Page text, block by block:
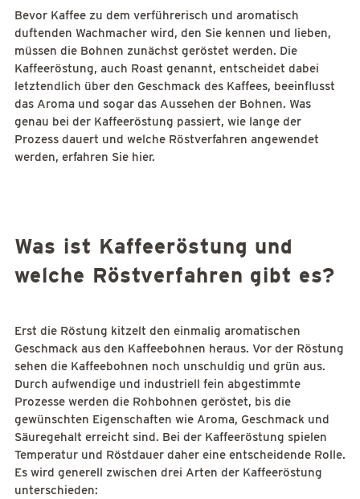
Bevor Kaffee zu dem verführerisch und aromatisch
duftenden Wachmacher wird, den Sie kennen und lieben,
müssen die Bohnen zunächst geröstet werden. Die
Kaffeeröstung, auch Roast genannt, entscheidet dabei
letztendlich über den Geschmack des Kaffees, beeinflusst
das Aroma und sogar das Aussehen der Bohnen. Was
genau bei der Kaffeeröstung passiert, wie lange der
Prozess dauert und welche Röstverfahren angewendet
werden, erfahren Sie hier.
Was ist Kaffeeröstung und
welche Röstverfahren gibt es?
Erst die Röstung kitzelt den einmalig aromatischen
Geschmack aus den Kaffeebohnen heraus. Vor der Röstung
sehen die Kaffeebohnen noch unschuldig und grün aus.
Durch aufwendige und industriell fein abgestimmte
Prozesse werden die Rohbohnen geröstet, bis die
gewünschten Eigenschaften wie Aroma, Geschmack und
Säuregehalt erreicht sind. Bei der Kaffeeröstung spielen
Temperatur und Röstdauer daher eine entscheidende Rolle.
Es wird generell zwischen drei Arten der Kaffeeröstung
unterschieden: